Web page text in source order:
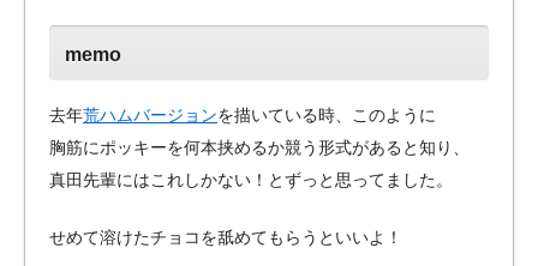
memo
去年荒ハムバージョンを描いている時、このように
胸筋にポッキーを何本挟めるか競う形式があると知り、
真田先輩にはこれしかない！とずっと思ってました。
せめて溶けたチョコを舐めてもらうといいよ！